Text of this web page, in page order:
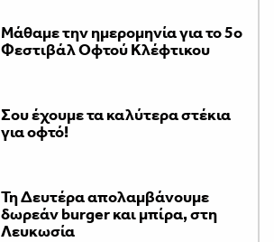
Μάθαμε την ημερομηνία για το 5ο
Φεστιβάλ Οφτού Κλέφτικου
Σου έχουμε τα καλύτερα στέκια
για οφτό!
Τη Δευτέρα απολαμβάνουμε
δωρεάν burger και μπίρα, στη
Λευκωσία